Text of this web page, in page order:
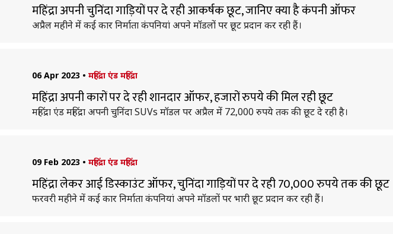
महिंद्रा अपनी चुनिंदा गाड़ियों पर दे रही आकर्षक छूट, जानिए क्या है कंपनी ऑफर
अप्रैल महीने में कई कार निर्माता कंपनियां अपने मॉडलों पर छूट प्रदान कर रही हैं।
06 Apr 2023 • महिंद्रा एंड महिंद्रा
महिंद्रा अपनी कारों पर दे रही शानदार ऑफर, हजारों रुपये की मिल रही छूट
महिंद्रा एंड महिंद्रा अपनी चुनिंदा SUVs मॉडल पर अप्रैल में 72,000 रुपये तक की छूट दे रही है।
09 Feb 2023 • महिंद्रा एंड महिंद्रा
महिंद्रा लेकर आई डिस्काउंट ऑफर, चुनिंदा गाड़ियों पर दे रही 70,000 रुपये तक की छूट
फरवरी महीने में कई कार निर्माता कंपनियां अपने मॉडलों पर भारी छूट प्रदान कर रही हैं।